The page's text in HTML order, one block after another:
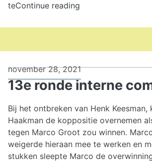
teContinue reading
Corona
november 28, 2021
13e ronde interne
Bij het ontbreken van Henk Keesman,
Haakman de koppositie overnemen
tegen Marco Groot zou winnen.
weigerde hieraan mee te werken en
stukken sleepte Marco de